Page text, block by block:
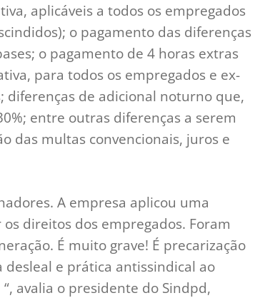
aplicáveis a todos os empregados
o pagamento das diferenças
o pagamento de 4 horas extras
para todos os empregados e ex-
diferenças de adicional noturno que,
entre outras diferenças a serem
das multas convencionais, juros e
A empresa aplicou uma
direitos dos empregados. Foram
É muito grave! É precarização
e prática antissindical ao
avalia o presidente do Sindpd,